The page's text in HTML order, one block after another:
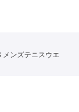
ンズテニスウエ